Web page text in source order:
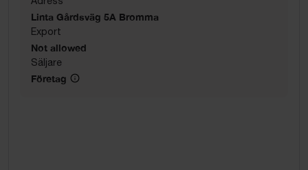
Linta Gårdsväg 5A Bromma
Export
Not allowed
Säljare
Företag